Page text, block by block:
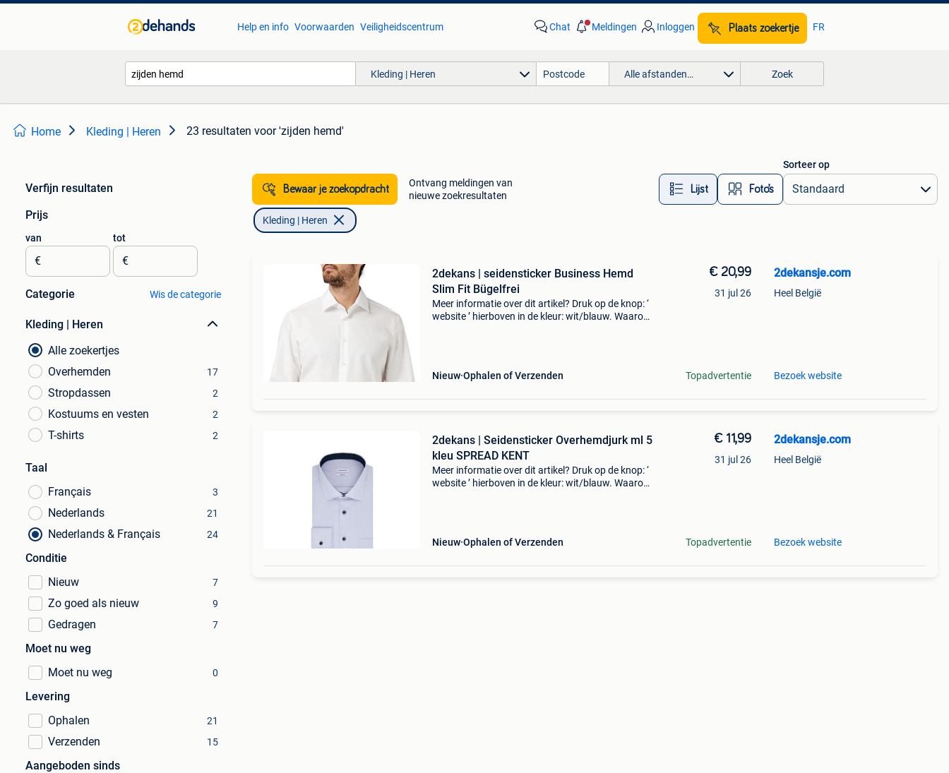
Help en info Voorwaarden Veiligheidscentrum Chat Meldingen Inloggen Plaats zoekertje FR
Kleding | Heren Alle afstanden… Zoek
Home Kleding | Heren 23 resultaten voor 'zijden hemd'
Verfijn resultaten
Prijs
van
€
tot
€
Categorie Wis de categorie
Kleding | Heren
Alle zoekertjes
Overhemden
17
Stropdassen 2
Kostuums en vesten 2
T-shirts 2
Taal
Français
3
Nederlands 21
Nederlands & Français 24
Conditie
Nieuw
7
Zo goed als nieuw 9
Gedragen 7
Moet nu weg
Moet nu weg
0
Levering
Ophalen
21
Verzenden 15
Aangeboden sinds
Bewaar je zoekopdracht
Ontvang meldingen van
nieuwe zoekresultaten
Lijst Foto’s
Sorteer op
Kleding | Heren
2dekans | seidensticker Business Hemd
Slim Fit Bügelfrei
Meer informatie over dit artikel? Druk op de knop: ‘
website ’ hierboven in de kleur: wit/blauw. Waarom
Nieuw Ophalen of Verzenden
€ 20,99
31 jul 26
Topadvertentie
2dekansje.com
Heel België
Bezoek website
2dekans | Seidensticker Overhemdjurk ml 5
kleu SPREAD KENT
Meer informatie over dit artikel? Druk op de knop: ‘
website ’ hierboven in de kleur: wit/blauw. Waarom
Nieuw Ophalen of Verzenden
€ 11,99
31 jul 26
Topadvertentie
2dekansje.com
Heel België
Bezoek website